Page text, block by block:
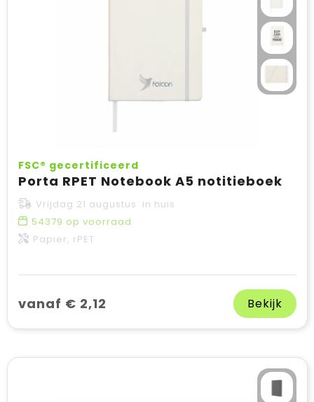
FSC® gecertificeerd
Porta RPET Notebook A5 notitieboek
Vrijdag 21 augustus in huis
54379 op voorraad
Papier, rPET
vanaf € 2,12 Bekijk